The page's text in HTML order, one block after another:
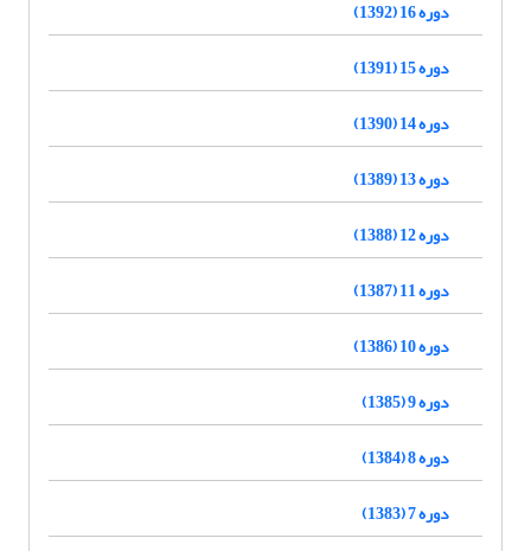
دوره 16 (1392)
دوره 15 (1391)
دوره 14 (1390)
دوره 13 (1389)
دوره 12 (1388)
دوره 11 (1387)
دوره 10 (1386)
دوره 9 (1385)
دوره 8 (1384)
دوره 7 (1383)